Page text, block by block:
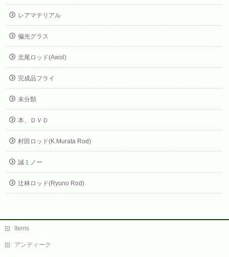
レアマテリアル
偏光グラス
北尾ロッド(Awol)
完成品フライ
未分類
本、ＤＶＤ
村田ロッド(K.Murata Rod)
誠ミノー
辻林ロッド(Ryuno Rod)
Items
アンティーク